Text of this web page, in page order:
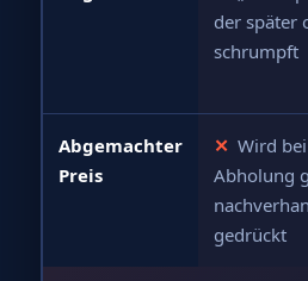
der später
schrumpft
Abgemachter
Preis
✕ Wird bei
Abholung
gedrückt